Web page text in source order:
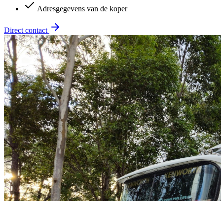
Adresgegevens van de koper
Direct contact